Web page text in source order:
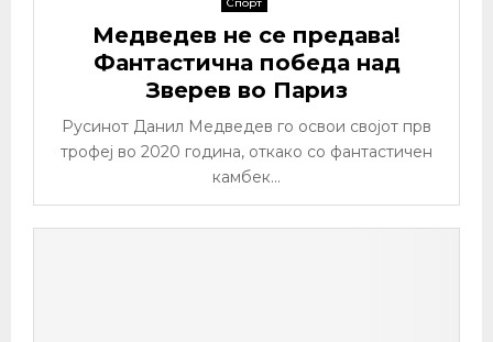
Медведев не се предава!
Фантастична победа над
Зверев во Париз
Русинот Данил Медведев го освои својот прв
трофеј во 2020 година, откако со фантастичен
камбек...